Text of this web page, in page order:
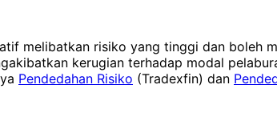
melibatkan risiko yang tinggi dan boleh
kerugian terhadap modal
Pendedahan Risiko (Tradexfin) dan